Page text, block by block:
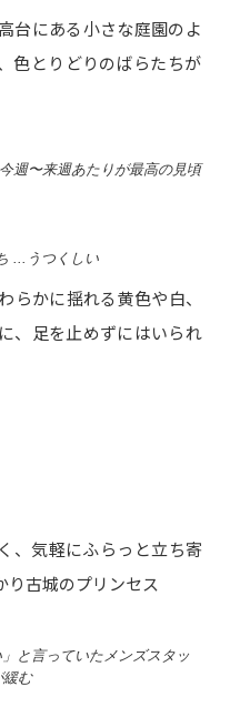
台にある小さな庭園のよ
色とりどりのばらたちが
週〜来週あたりが最高の見頃
...うつくしい
らかに揺れる黄色や白、
、足を止めずにはいられ
、気軽にふらっと立ち寄
り古城のプリンセス
と言っていたメンズスタッ
緩む